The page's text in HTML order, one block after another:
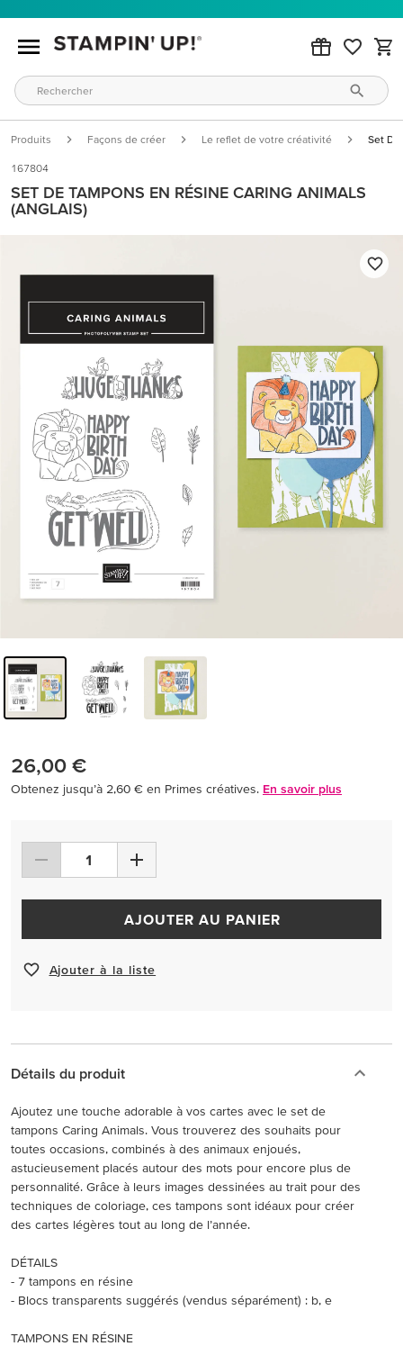
Produits Façons de créer Le reflet de votre créativité Set De
167804
SET DE TAMPONS EN RÉSINE CARING ANIMALS
(ANGLAIS)
26,00 €
Obtenez jusqu’à 2,60 € en Primes créatives. En savoir plus
AJOUTER AU PANIER
Ajouter à la liste
Détails du produit
Ajoutez une touche adorable à vos cartes avec le set de
tampons Caring Animals. Vous trouverez des souhaits pour
toutes occasions, combinés à des animaux enjoués,
astucieusement placés autour des mots pour encore plus de
personnalité. Grâce à leurs images dessinées au trait pour des
techniques de coloriage, ces tampons sont idéaux pour créer
des cartes légères tout au long de l’année.
DÉTAILS
- 7 tampons en résine
- Blocs transparents suggérés (vendus séparément) : b, e
TAMPONS EN RÉSINE